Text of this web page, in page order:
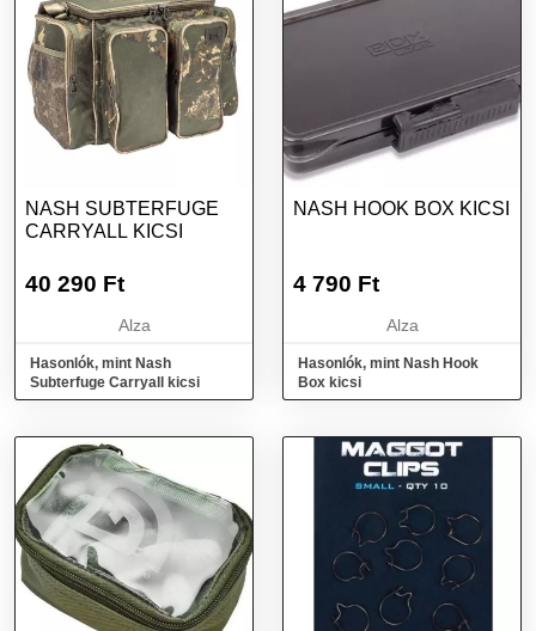
NASH SUBTERFUGE
CARRYALL KICSI
40 290 Ft
Alza
Hasonlók, mint Nash
Subterfuge Carryall kicsi
NASH HOOK BOX KICSI
4 790 Ft
Alza
Hasonlók, mint Nash Hook
Box kicsi